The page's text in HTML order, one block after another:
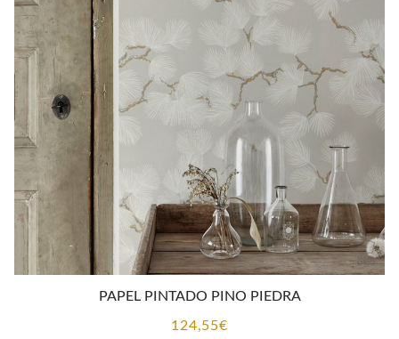
PAPEL PINTADO PINO PIEDRA
124,55€